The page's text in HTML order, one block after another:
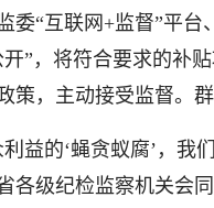
委“互联网+监督”平
”，将符合要求的补
策，主动接受监督。
的‘蝇贪蚁腐’，我
各级纪检监察机关会